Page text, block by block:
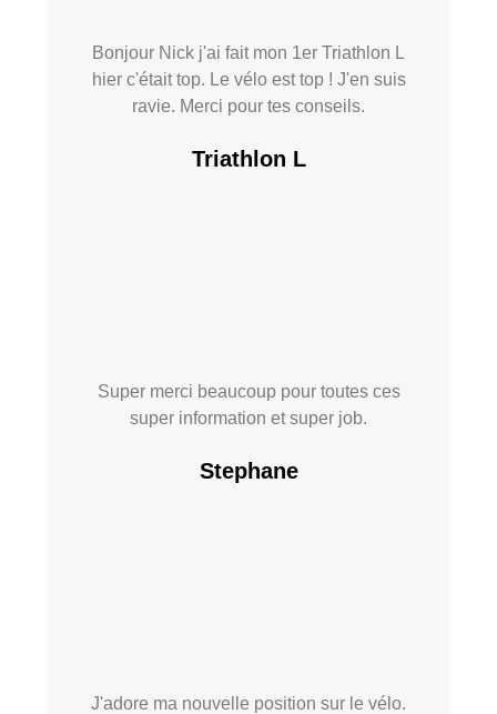
Bonjour Nick j'ai fait mon 1er Triathlon L
hier c'était top. Le vélo est top ! J'en suis
ravie. Merci pour tes conseils.
Triathlon L
Super merci beaucoup pour toutes ces
super information et super job.
Stephane
J'adore ma nouvelle position sur le vélo.